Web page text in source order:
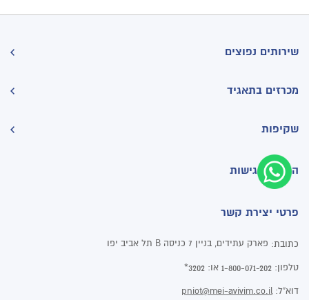
שירותים נפוצים
מכרזים בתאגיד
שקיפות
הצהרת נגישות
פרטי יצירת קשר
כתובת: פארק עתידים, בניין 7 כניסה B תל אביב יפו
טלפון: 1-800-071-202 או: 3202*
דוא"ל: pniot@mei-avivim.co.il